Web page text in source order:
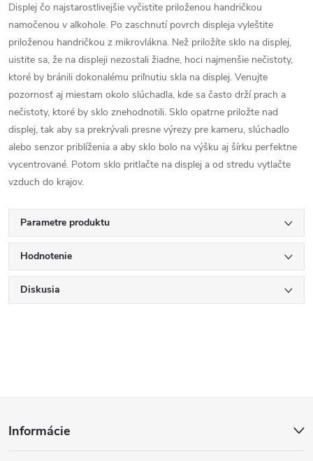
Displej čo najstarostlivejšie vyčistite priloženou handričkou
namočenou v alkohole. Po zaschnutí povrch displeja vyleštite
priloženou handričkou z mikrovlákna. Než priložíte sklo na displej,
uistite sa, že na displeji nezostali žiadne, hoci najmenšie nečistoty,
ktoré by bránili dokonalému priľnutiu skla na displej. Venujte
pozornosť aj miestam okolo slúchadla, kde sa často drží prach a
nečistoty, ktoré by sklo znehodnotili. Sklo opatrne priložte nad
displej, tak aby sa prekrývali presne výrezy pre kameru, slúchadlo
alebo senzor priblíženia a aby sklo bolo na výšku aj šírku perfektne
vycentrované. Potom sklo pritlačte na displej a od stredu vytlačte
vzduch do krajov.
Parametre produktu
Hodnotenie
Diskusia
Informácie